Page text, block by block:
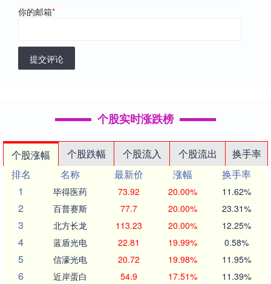
你的邮箱*
提交评论
个股实时涨跌榜
个股涨幅 个股跌幅 个股流入 个股流出
换手率
排名
名称 最新价 涨幅
换手率
1
毕得医药 73.92 20.00% 11.62%
2 百普赛斯 77.7 20.00% 23.31%
3 北方长龙 113.23 20.00% 12.25%
4 蓝盾光电 22.81 19.99% 0.58%
5 信濠光电 20.72 19.98% 11.95%
6 近岸蛋白 54.9 17.51% 11.39%